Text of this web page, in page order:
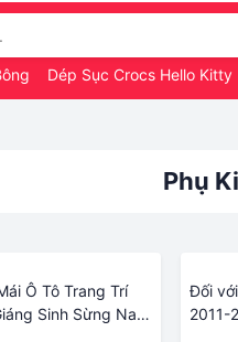
Dép Sục Crocs Hello Kitty
Phụ
Ô Tô Trang Trí
Sinh Sừng Nai
Đối
2011-